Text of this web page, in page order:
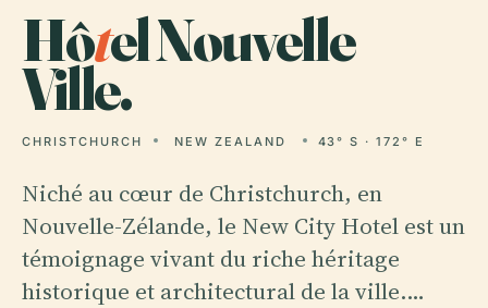
Hôtel Nouvelle
Ville.
CHRISTCHURCH NEW ZEALAND 43° S · 172° E
Niché au cœur de Christchurch, en
Nouvelle-Zélande, le New City Hotel est un
témoignage vivant du riche héritage
historique et architectural de la ville.…